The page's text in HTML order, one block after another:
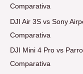
Comparativa
DJI Air 3S vs Sony
Comparativa
DJI Mini 4 Pro vs
Comparativa